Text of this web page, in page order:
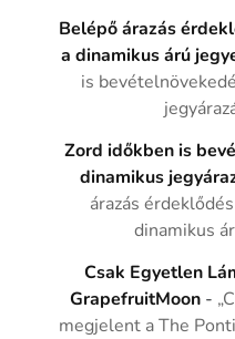
Belépő árazás
a dinamikus árú
is
Zord időkben is
dinamikus
árazás
dinamikus
Csak Egyetlen
GrapefruitMoon -
megjelent a The